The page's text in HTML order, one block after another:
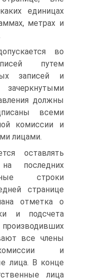
единицах
метрах и
во
путем
записей и
должны
всеми
комиссии и
лицами.
оставлять
последних
строки
странице
отметка о
и подсчета
все члены
комиссии и
лица. В конце
лица